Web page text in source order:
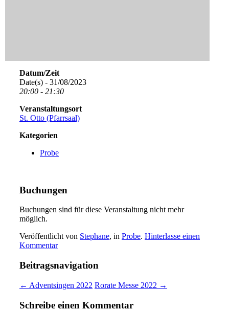
Datum/Zeit
Date(s) - 31/08/2023
20:00 - 21:30
Veranstaltungsort
St. Otto (Pfarrsaal)
Kategorien
Probe
Buchungen
Buchungen sind für diese Veranstaltung nicht mehr
möglich.
Veröffentlicht von Stephane, in Probe. Hinterlasse einen
Kommentar
Beitragsnavigation
← Adventsingen 2022 Rorate Messe 2022 →
Schreibe einen Kommentar